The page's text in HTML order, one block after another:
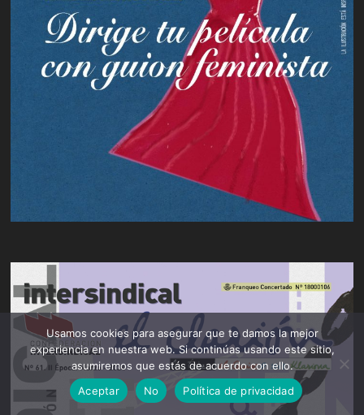
Usamos cookies para asegurar que te damos la mejor
experiencia en nuestra web. Si continúas usando este sitio,
asumiremos que estás de acuerdo con ello.
Aceptar
No Política de privacidad